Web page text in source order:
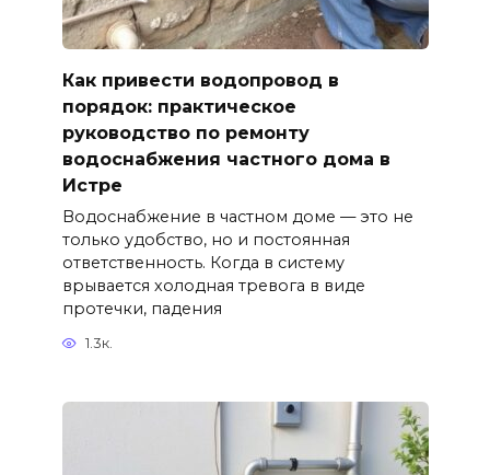
Как привести водопровод в
порядок: практическое
руководство по ремонту
водоснабжения частного дома в
Истре
Водоснабжение в частном доме — это не
только удобство, но и постоянная
ответственность. Когда в систему
врывается холодная тревога в виде
протечки, падения
1.3к.